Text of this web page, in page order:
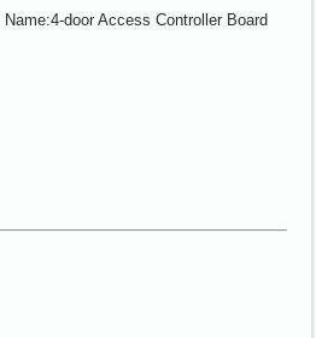
Name:4-door Access Controller Board